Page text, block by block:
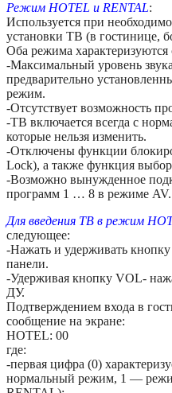
Режим HOTEL и RENTAL:
Используется при
установки ТВ (в гостинице,
Оба режима
-Максимальный уровень
предварительно
режим.
-Отсутствует возможность
-ТВ включается всегда с
которые нельзя изменить.
-Отключены функции
Lock), а также функция
-Возможно вынужденное
программ 1 … 8 в режиме AV.
Для введения ТВ в режим
следующее:
-Нажать и удерживать
панели.
-Удерживая кнопку VOL-
ДУ.
Подтверждением входа в
сообщение на экране:
HOTEL: 00
где:
-первая цифра (0)
нормальный режим, 1 —